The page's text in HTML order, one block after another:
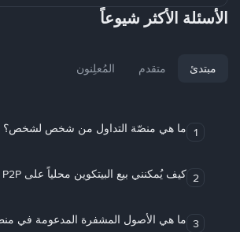
الأسئلة الأكثر شيوعاً
مبتدئ متقدم المُعلِنون
1 ما هي منصّة التداول من شخص لشخص؟
2 كيف يُمكنني بيع البيتكوين محلياً على Binance P2P؟
3 ما هي الأصول المشفرة المدعومة في